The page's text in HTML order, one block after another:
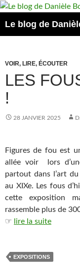
Aller
contenu
Le blog de
VOIR, LIRE, ÉCOUTER
LES
!
28 JANVIER 2025
Figures de fou est
allée voir lors
partout dans l’art
au XIXe. Les fous
cette exposition
rassemble plus de
☞
lire la suite
EXPOSITIONS